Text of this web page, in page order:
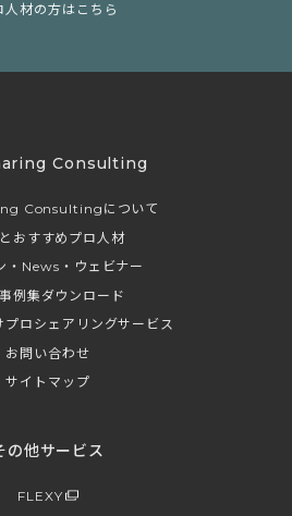
人材の方はこちら
Consulting
Consultingについて
おすすめプロ人材
・News・ウェビナー
例集ダウンロード
プロシェアリングサービス
お問い合わせ
サイトマップ
の他サービス
FLEXY